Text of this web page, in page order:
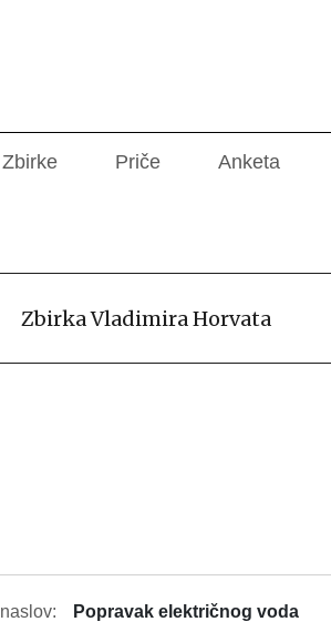
Zbirke Priče Anketa
Zbirka Vladimira Horvata
naslov:
Popravak električnog voda